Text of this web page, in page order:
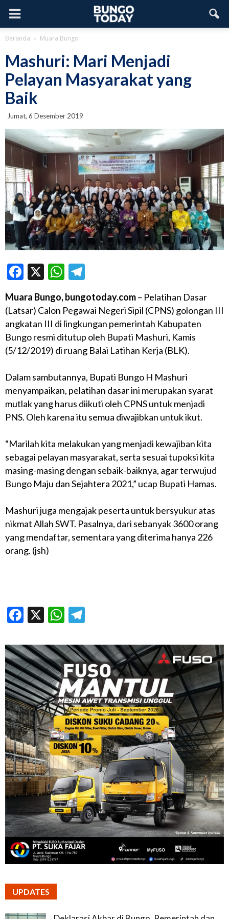
Beranda Muara Bungo
Mashuri: Mari Menjadi
Pelayan Masyarakat yang
Baik
Jumat, 6 Desember 2019
Facebook
X WhatsApp
Muara Bungo, bungotoday.com– Pelatihan Dasar
(Latsar) Calon Pegawai Negeri Sipil (CPNS) golongan III
angkatan III di lingkungan pemerintah Kabupaten
Bungo resmi ditutup oleh Bupati Mashuri, Kamis
(5/12/2019) di ruang Balai Latihan Kerja (BLK).
Dalam sambutannya, Bupati Bungo H Mashuri
menyampaikan, pelatihan dasar ini merupakan syarat
mutlak yang harus diikuti oleh CPNS untuk menjadi
PNS. Oleh karena itu semua diwajibkan untuk ikut.
“Marilah kita melakukan yang menjadi kewajiban kita
sebagai pelayan masyarakat, serta sesuai tupoksi kita
masing-masing dengan sebaik-baiknya, agar terwujud
Bungo Maju dan Sejahtera 2021,” ucap Bupati Hamas.
Mashuri juga mengajak peserta untuk bersyukur atas
nikmat Allah SWT. Pasalnya, dari sebanyak 3600 orang
yang mendaftar, sementara yang diterima hanya 226
orang. (jsh)
Facebook
X WhatsApp
UPDATES